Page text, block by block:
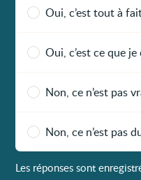
Oui, c’est tout à
Oui, c’est ce que
Non, ce n’est pas
Non, ce n’est pas
Les réponses sont